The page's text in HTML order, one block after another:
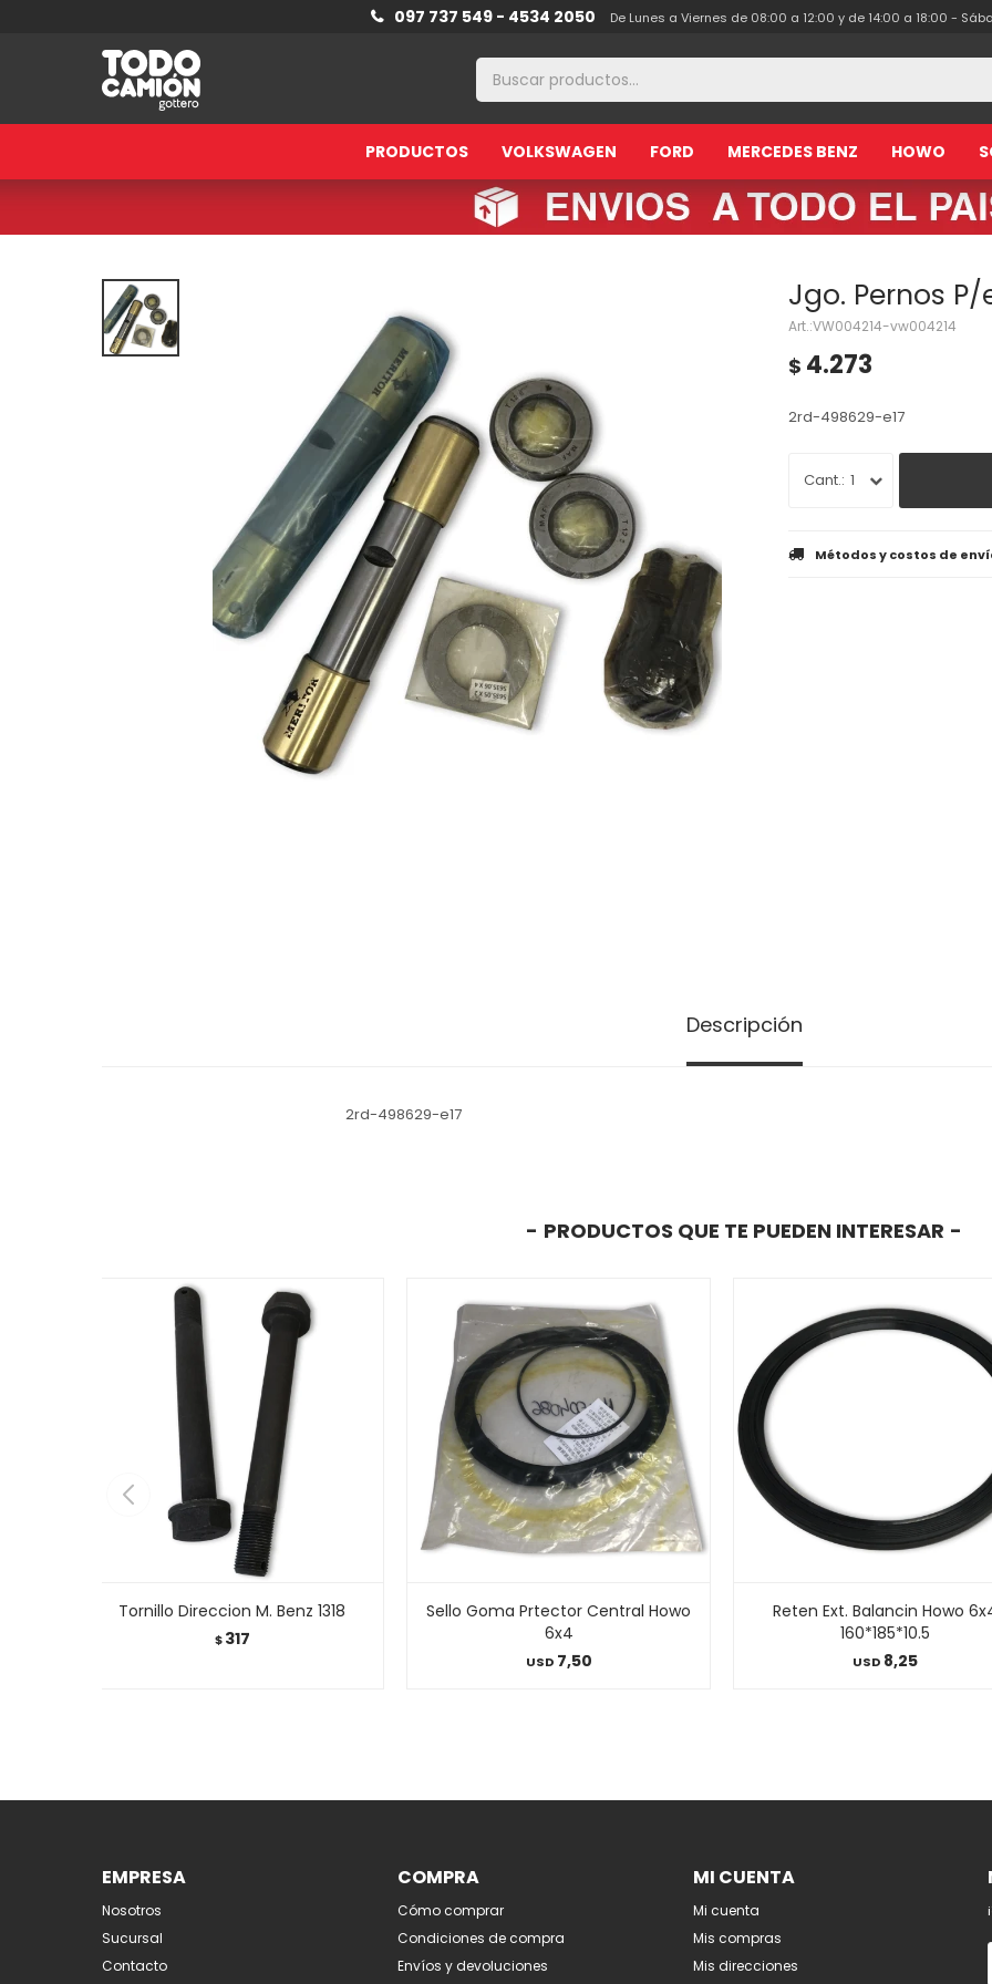
PRODUCTOS VOLKSWAGEN FORD MERCEDES BENZ HOWO
097 737 549 - 4534 2050 De Lunes a Viernes de 08:00 a 12:00 y de 14:00 a 18:00 -
Jgo. Pernos P/
VW004214-vw004214
$ 4.273
2rd-498629-e17
1
Métodos y costos de
Descripción
2rd-498629-e17
PRODUCTOS QUE TE PUEDEN INTERESAR
Tornillo Direccion M. Benz 1318
$ 317
Sello Goma Prtector Central Howo
6x4
USD 7,50
Reten Ext. Balancin Howo
160*185*10.5
USD 8,25
EMPRESA
Nosotros
Sucursal
Contacto
COMPRA
Cómo comprar
Condiciones de compra
Envíos y devoluciones
MI CUENTA
Mi cuenta
Mis compras
Mis direcciones